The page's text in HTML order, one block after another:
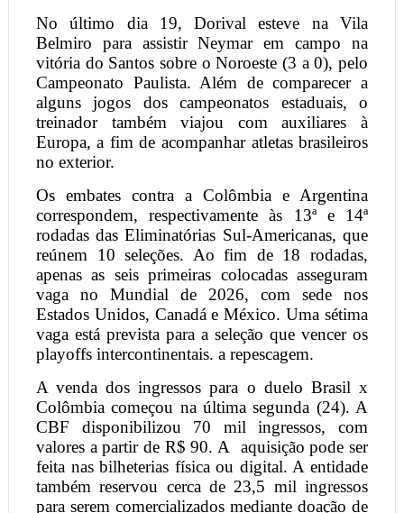
No último dia 19, Dorival esteve na Vila
Belmiro para assistir Neymar em campo na
vitória do Santos sobre o Noroeste (3 a 0), pelo
Campeonato Paulista. Além de comparecer a
alguns jogos dos campeonatos estaduais, o
treinador também viajou com auxiliares à
Europa, a fim de acompanhar atletas brasileiros
no exterior.
Os embates contra a Colômbia e Argentina
correspondem, respectivamente às 13ª e 14ª
rodadas das Eliminatórias Sul-Americanas, que
reúnem 10 seleções. Ao fim de 18 rodadas,
apenas as seis primeiras colocadas asseguram
vaga no Mundial de 2026, com sede nos
Estados Unidos, Canadá e México. Uma sétima
vaga está prevista para a seleção que vencer os
playoffs intercontinentais. a repescagem.
A venda dos ingressos para o duelo Brasil x
Colômbia começou na última segunda (24). A
CBF disponibilizou 70 mil ingressos, com
valores a partir de R$ 90. A
aquisição pode ser
feita nas bilheterias física ou digital. A entidade
também reservou cerca de 23,5 mil ingressos
para serem comercializados mediante doação de